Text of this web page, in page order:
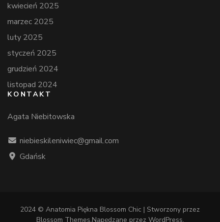
kwiecień 2025
marzec 2025
luty 2025
styczeń 2025
grudzień 2024
listopad 2024
KONTAKT
Agata Niebitowska
niebieskileniwiec@gmail.com
Gdańsk
2024 © Anatomia Piękna Blossom Chic | Stworzony przez
Blossom Themes.Napędzane przez WordPress.